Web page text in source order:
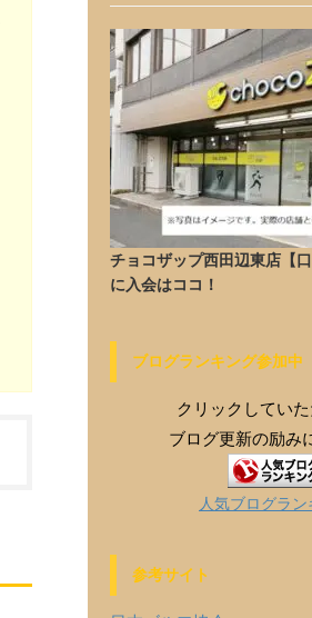
チョコザップ西田辺東店【
に入会はココ！
ブログランキング参加中
クリックしてい
ブログ更新の励み
人気ブログラ
参考サイト